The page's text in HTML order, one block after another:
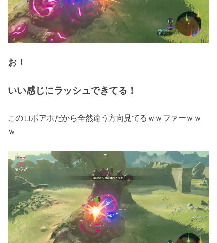
お！
いい感じにラッシュできてる！
このロボアホだから全然違う方向見てるｗｗファーｗｗ
ｗ